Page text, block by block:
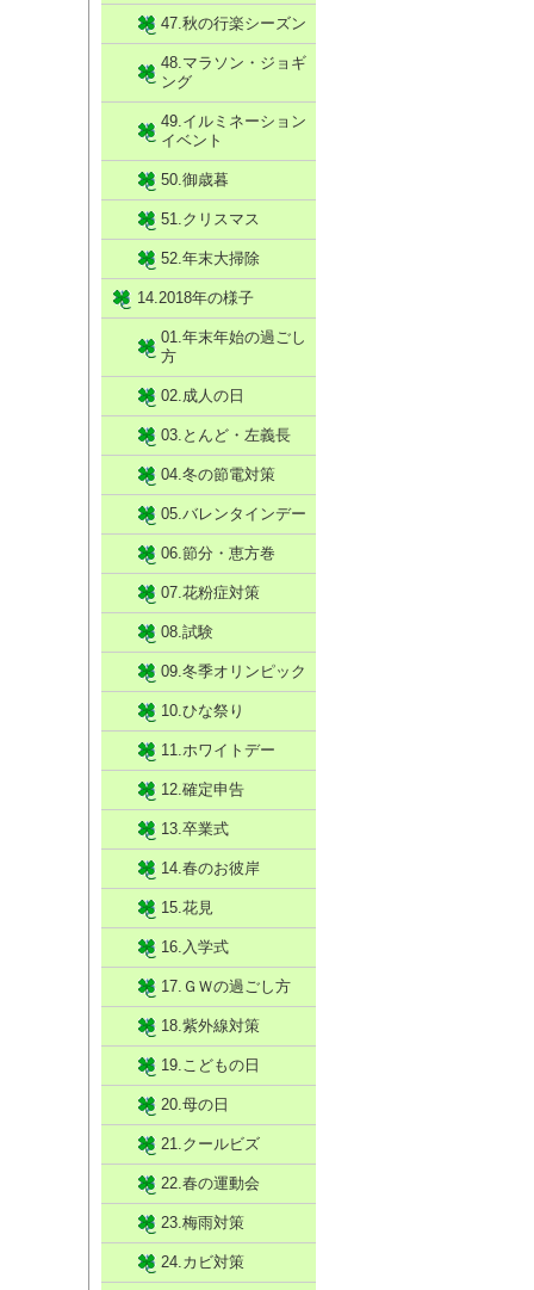
47.秋の行楽シーズン
48.マラソン・ジョギ
ング
49.イルミネーション
イベント
50.御歳暮
51.クリスマス
52.年末大掃除
14.2018年の様子
01.年末年始の過ごし
方
02.成人の日
03.とんど・左義長
04.冬の節電対策
05.バレンタインデー
06.節分・恵方巻
07.花粉症対策
08.試験
09.冬季オリンピック
10.ひな祭り
11.ホワイトデー
12.確定申告
13.卒業式
14.春のお彼岸
15.花見
16.入学式
17.ＧＷの過ごし方
18.紫外線対策
19.こどもの日
20.母の日
21.クールビズ
22.春の運動会
23.梅雨対策
24.カビ対策